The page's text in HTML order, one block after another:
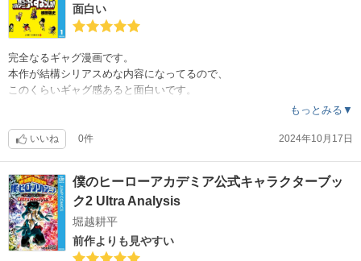
面白い
完全なるギャグ漫画です。
本作が結構シリアスめな内容になってるので、
このくらいギャグ感あると面白いです。
もっとみる▼
いいね 0件 2024年10月17日
僕のヒーローアカデミア公式キャラクターブッ
ク2 Ultra Analysis
堀越耕平
前作よりも見やすい